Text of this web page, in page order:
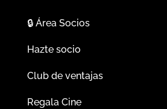
🔒Área Socios
Hazte socio
Club de ventajas
Regala Cine